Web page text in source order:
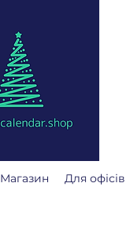
Магазин Для офісів